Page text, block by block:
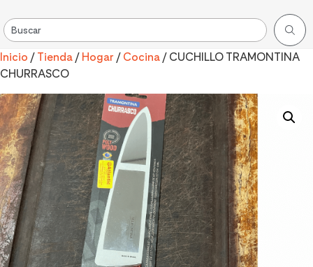
Inicio / Tienda / Hogar / Cocina / CUCHILLO TRAMONTINA
CHURRASCO